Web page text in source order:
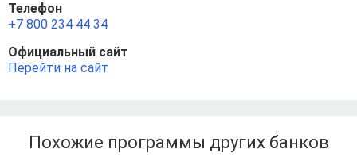
Телефон
+7 800 234 44 34
Официальный сайт
Перейти на сайт
Похожие программы других банков